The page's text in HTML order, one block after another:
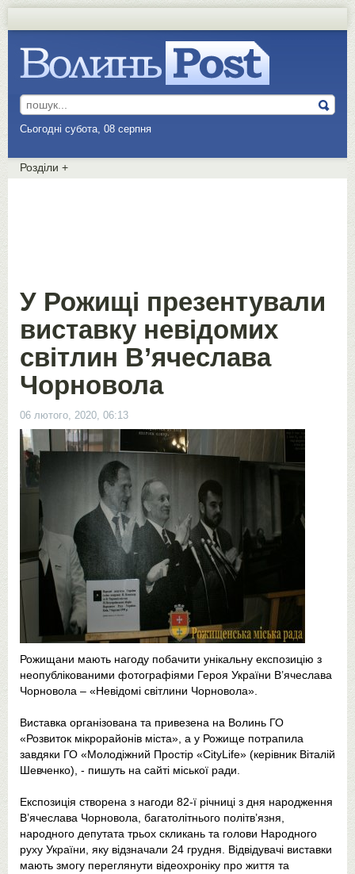
Сьогодні субота, 08 серпня
Розділи +
У Рожищі презентували
виставку невідомих
світлин В’ячеслава
Чорновола
06 лютого, 2020, 06:13
Рожищани мають нагоду побачити унікальну експозицію з
неопублікованими фотографіями Героя України В’ячеслава
Чорновола – «Невідомі світлини Чорновола».
Виставка організована та привезена на Волинь ГО
«Розвиток мікрорайонів міста», а у Рожище потрапила
завдяки ГО «Молодіжний Простір «CityLife» (керівник Віталій
Шевченко), - пишуть на сайті міської ради.
Експозиція створена з нагоди 82-ї річниці з дня народження
В’ячеслава Чорновола, багатолітнього політв’язня,
народного депутата трьох скликань та голови Народного
руху України, яку відзначали 24 грудня. Відвідувачі виставки
мають змогу переглянути відеохроніку про життя та